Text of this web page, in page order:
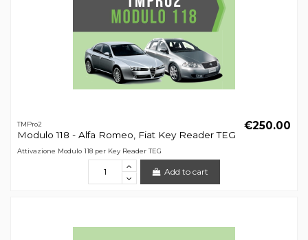
TMPro2
Modulo 118 - Alfa Romeo, Fiat Key Reader TEG
€250.00
Attivazione Modulo 118 per Key Reader TEG
Add to cart